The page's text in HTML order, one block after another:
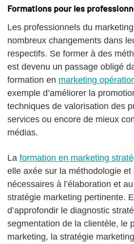
Formations pour les
Les professionnels du
nombreux changements dans
respectifs. Se former à des
est devenu un passage obligé
formation en marketing
exemple d’améliorer la
techniques de valorisation des
services ou encore de mieux
médias.
La formation en marketing
elle axée sur la méthodologie et
nécessaires à l’élaboration et
stratégie marketing pertinente.
d’approfondir le diagnostic
segmentation de la clientèle, le
marketing, la stratégie